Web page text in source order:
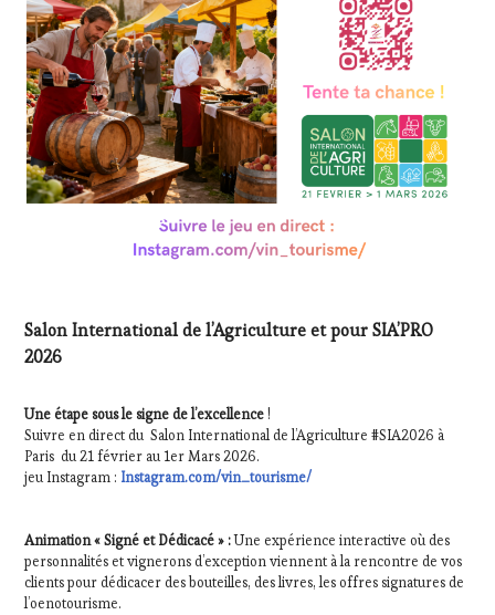
CUISINIER,
ŒNOLOGUE,
SOMMELIER,
SALONS
INTERNATIONAUX ,
WINE
TASTING
VOUCHER,
WINE
TOURISM
WINETASTINGVOUCHER.COM
Salon International de l’Agriculture et pour SIA’PRO
2026
Une étape sous le signe de l’excellence!
Suivre en direct du Salon International de l’Agriculture #SIA2026 à
Paris du 21 février au 1er Mars 2026.
jeu Instagram : Instagram.com/vin_tourisme/
Animation « Signé et Dédicacé » :Une expérience interactive où des
personnalités et vignerons d’exception viennent à la rencontre de vos
clients pour dédicacer des bouteilles, des livres, les offres signatures de
l’oenotourisme.